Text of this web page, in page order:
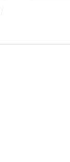
Een